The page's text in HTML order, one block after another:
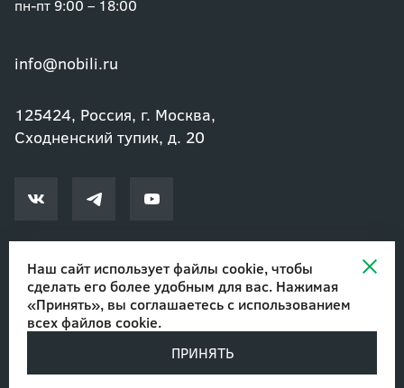
Наш сайт использует файлы cookie, чтобы
сделать его более удобным для вас. Нажимая
«Принять», вы соглашаетесь с использованием
всех файлов cookie.
ПРИНЯТЬ
пн-пт 9:00 – 18:00
info@nobili.ru
125424, Россия, г. Москва,
Сходненский тупик, д. 20
© 2002-2026 Озеленение и благоустройство. ООО "Нобили"
Авторские права